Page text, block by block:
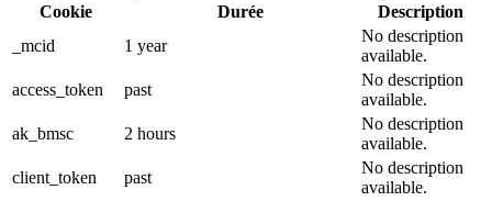
Cookie
Durée
Description
_mcid
1 year
No description
available.
access_token
past
No description
available.
ak_bmsc
2 hours
No description
available.
client_token
past
No description
available.